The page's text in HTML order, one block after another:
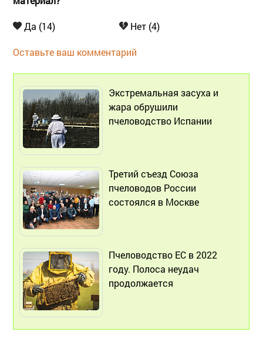
Да (14) Нет (4)
Оставьте ваш комментарий
Экстремальная засуха и
жара обрушили
пчеловодство Испании
Третий съезд Союза
пчеловодов России
состоялся в Москве
Пчеловодство ЕС в 2022
году. Полоса неудач
продолжается